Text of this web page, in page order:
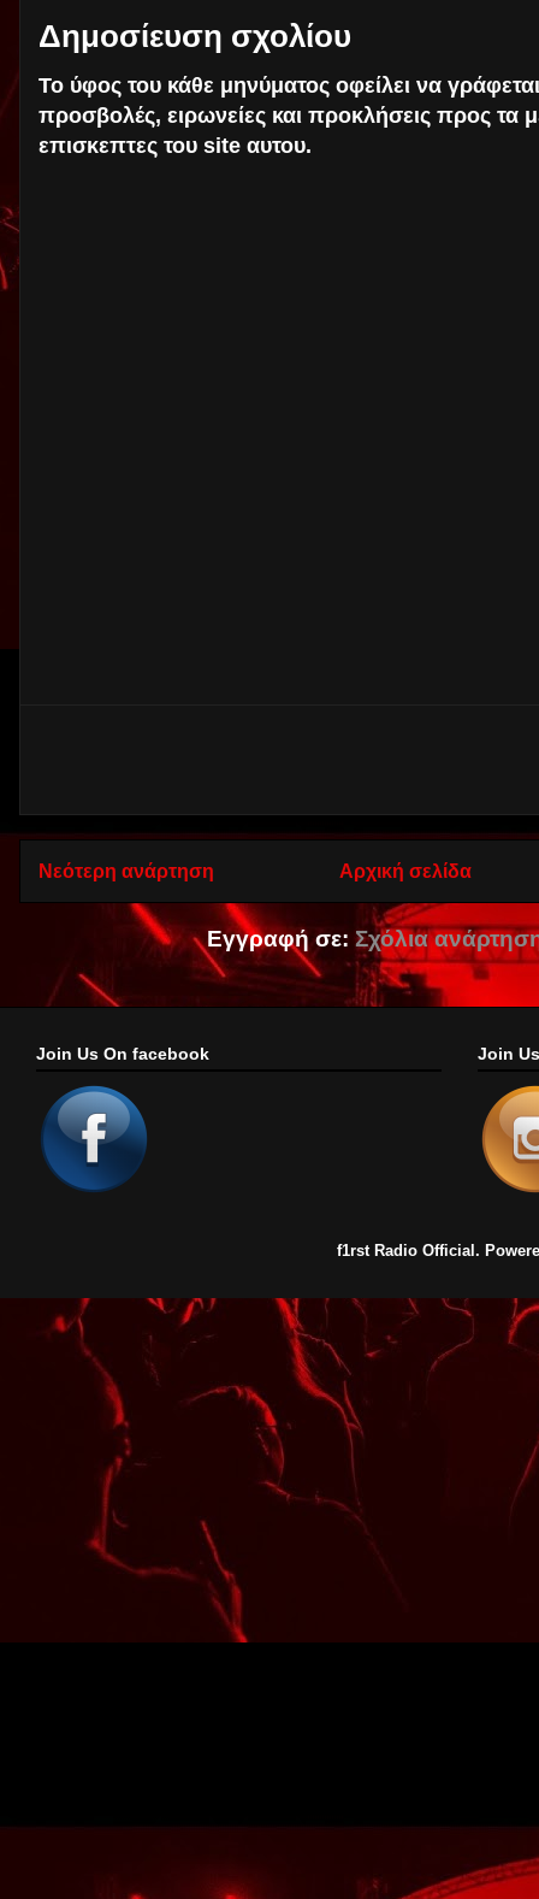
Δημοσίευση σχολίου
Το ύφος του κάθε μηνύματος οφείλει να
προσβολές, ειρωνείες και προκλήσεις προς τα
επισκεπτες του site αυτου.
Νεότερη ανάρτηση Αρχική σελίδα
Εγγραφή σε: Σχόλια
Join Us On facebook Join
f1rst Radio Official.